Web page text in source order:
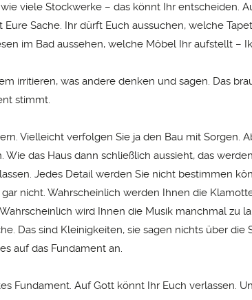
viele Stockwerke – das könnt Ihr entscheiden.
Sache. Ihr dürft Euch aussuchen, welche
im Bad aussehen, welche Möbel Ihr aufstellt –
irritieren, was andere denken und sagen. Das
stimmt.
Vielleicht verfolgen Sie ja den Bau mit Sorgen.
das Haus dann schließlich aussieht, das
Jedes Detail werden Sie nicht bestimmen
nicht. Wahrscheinlich werden Ihnen die
wird Ihnen die Musik manchmal zu
Das sind Kleinigkeiten, sie sagen nichts über die
auf das Fundament an.
Fundament. Auf Gott könnt Ihr Euch verlassen.